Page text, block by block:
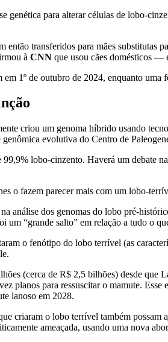
genética para alterar células de lobo-
transferidos para mães substitutas
à CNN que usou cães domésticos —
1º de outubro de 2024, enquanto
criou um genoma híbrido usando
evolutiva do Centro de
lobo-cinzento. Haverá um debate
o fazem parecer mais com um lobo-
análise dos genomas do lobo pré-
um “grande salto” em relação a tudo o
o fenótipo do lobo terrível (as
(cerca de R$ 2,5 bilhões) desde
planos para ressuscitar o mamute.
lanoso em 2028.
criaram o lobo terrível também
ameaçada, usando uma nova